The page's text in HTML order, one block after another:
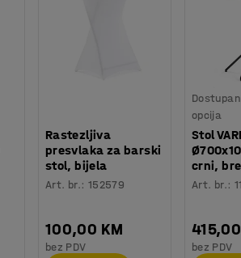
Rastezljiva
presvlaka za barski
stol, bijela
Art. br.: 152579
100,00 KM
bez PDV
opcija
Stol
crni,
Art. br.:
bez PDV